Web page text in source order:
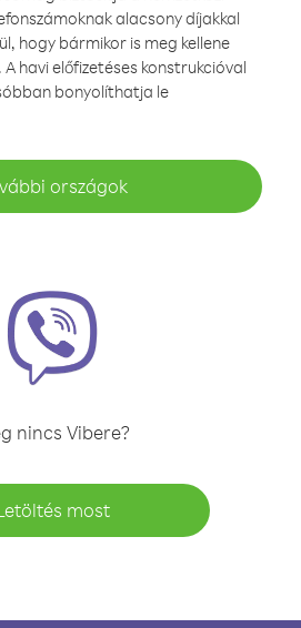
alacsony díjakkal
hogy bármikor is meg kellene
havi előfizetéses konstrukcióval
bonyolíthatja le
országok
nincs Vibere?
most